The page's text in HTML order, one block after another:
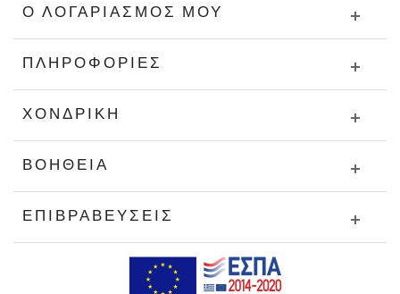
Ο ΛΟΓΑΡΙΑΣΜΌΣ ΜΟΥ
ΠΛΗΡΟΦΟΡΊΕΣ
ΧΟΝΔΡΙΚΉ
ΒΟΉΘΕΙΑ
ΕΠΙΒΡΑΒΕΎΣΕΙΣ